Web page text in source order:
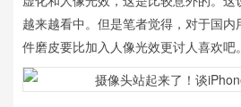
越来越看中。但是笔者觉得，对于国
件磨皮要比加入人像光效更讨人喜欢吧。